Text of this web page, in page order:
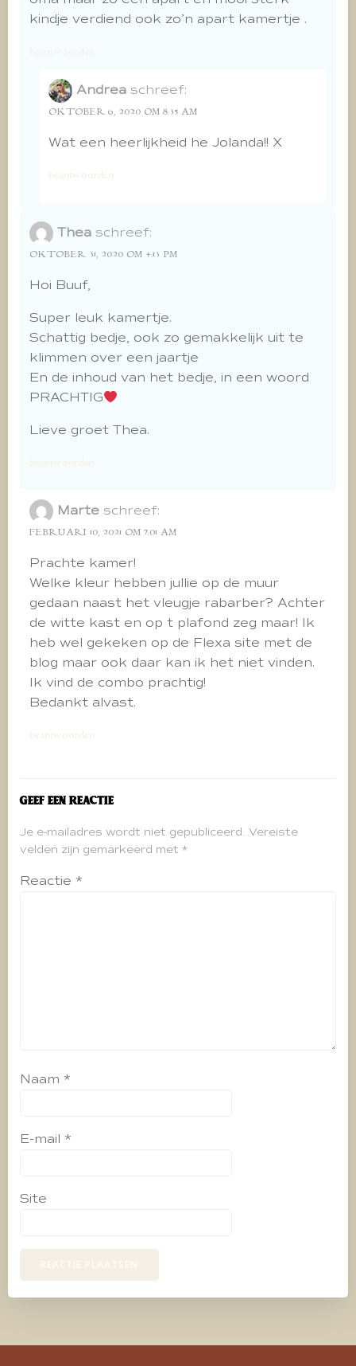
kindje verdiend ook zo’n apart kamertje .
beantwoorden
Andrea schreef:
OKTOBER 6, 2020 OM 8:35 AM
Wat een heerlijkheid he Jolanda!! X
beantwoorden
Thea schreef:
OKTOBER 31, 2020 OM 4:13 PM
Hoi Buuf,
Super leuk kamertje.
Schattig bedje, ook zo gemakkelijk uit te
klimmen over een jaartje
En de inhoud van het bedje, in een woord
PRACHTIG
Lieve groet Thea.
beantwoorden
Marte schreef:
FEBRUARI 10, 2021 OM 7:01 AM
Prachte kamer!
Welke kleur hebben jullie op de muur
gedaan naast het vleugje rabarber? Achter
de witte kast en op t plafond zeg maar! Ik
heb wel gekeken op de Flexa site met de
blog maar ook daar kan ik het niet vinden.
Ik vind de combo prachtig!
Bedankt alvast.
beantwoorden
Geef een reactie
Je e-mailadres wordt niet gepubliceerd. Vereiste
velden zijn gemarkeerd met *
Reactie *
Naam *
E-mail *
Site